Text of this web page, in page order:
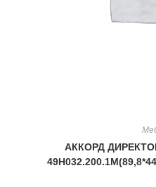
АККОРД